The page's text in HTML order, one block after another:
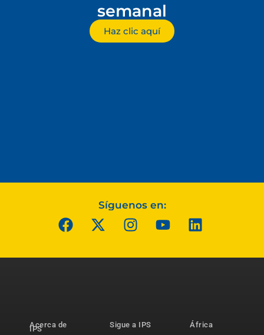
semanal
Haz clic aquí
Síguenos en:
Acerca de
IPS
Sigue a IPS
África